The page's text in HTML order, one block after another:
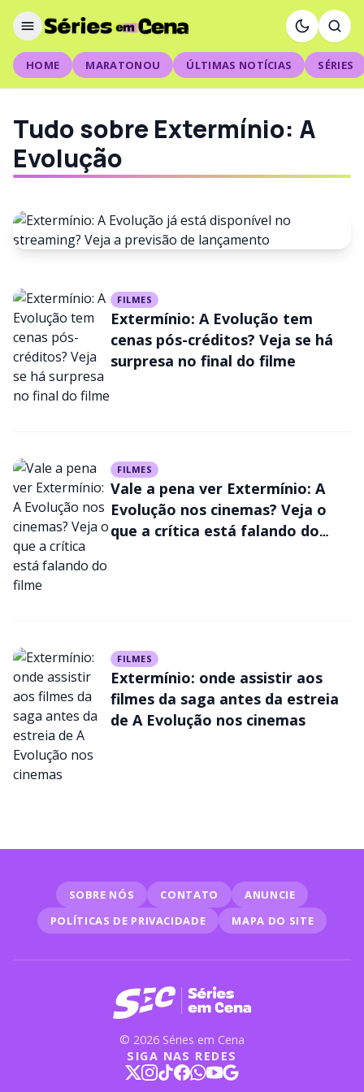
HOME MARATONOU ÚLTIMAS NOTÍCIAS SÉRIES
Tudo sobre Extermínio: A
Evolução
Extermínio: A Evolução já está
disponível no streaming? Veja
a previsão de lançamento
FILMES
Extermínio: A Evolução tem
cenas pós-créditos? Veja se há
surpresa no final do filme
FILMES
Vale a pena ver Extermínio: A
Evolução nos cinemas? Veja o
que a crítica está falando do
FILMES
Extermínio: onde assistir aos
filmes da saga antes da estreia
de A Evolução nos cinemas
SOBRE NÓS CONTATO
ANUNCIE
POLÍTICAS DE PRIVACIDADE
MAPA DO SITE
© 2026 Séries em Cena
SIGA NAS REDES